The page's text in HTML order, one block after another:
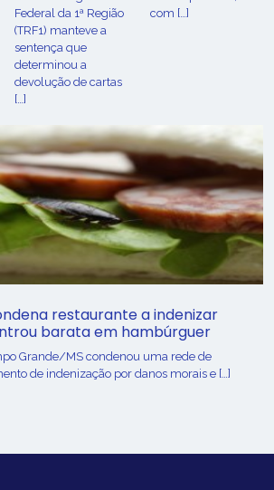
Federal da 1ª Região
(TRF1) manteve a
sentença que
determinou a
devolução de cartas
[…]
com […]
restaurante a indenizar
barata em hambúrguer
Grande/MS condenou uma rede de
de indenização por danos morais e […]